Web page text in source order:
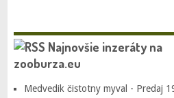
Najnovšie inzeráty na
zooburza.eu
Medvedik čistotny myval - Predaj